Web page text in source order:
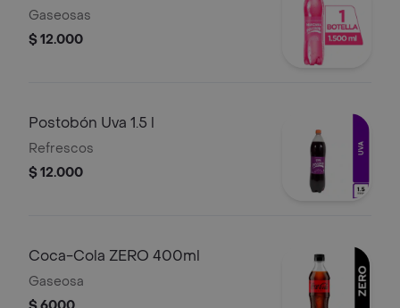
Gaseosas
$ 12.000
Postobón Uva 1.5 l
Refrescos
$ 12.000
Coca-Cola ZERO 400ml
Gaseosa